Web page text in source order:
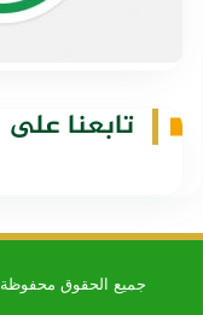
تابعنا
جميع الحقوق محفوظة